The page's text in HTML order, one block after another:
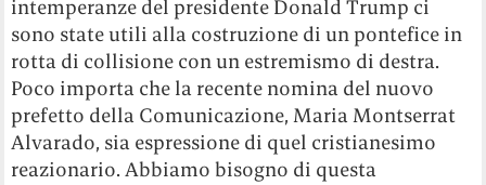
intemperanze del presidente Donald Trump ci
sono state utili alla costruzione di un pontefice in
rotta di collisione con un estremismo di destra.
Poco importa che la recente nomina del nuovo
prefetto della Comunicazione, Maria Montserrat
Alvarado, sia espressione di quel cristianesimo
reazionario. Abbiamo bisogno di questa